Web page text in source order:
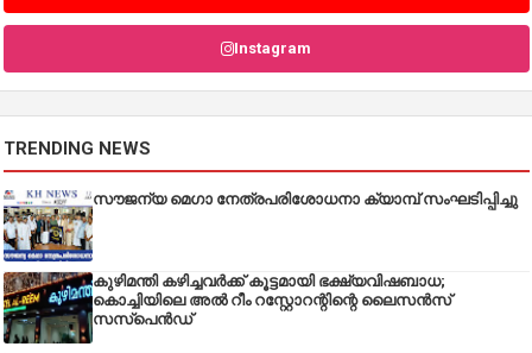
Instagram
TRENDING NEWS
സൗജന്യ മെഗാ നേത്രപരിശോധനാ ക്യാമ്പ് സംഘടിപ്പിച്ചു
കുഴിമന്തി കഴിച്ചവർക്ക് കൂട്ടമായി ഭക്ഷ്യവിഷബാധ;
കൊച്ചിയിലെ അൽ റീം റസ്റ്റോറന്റിന്റെ ലൈസൻസ്
സസ്പെൻഡ്